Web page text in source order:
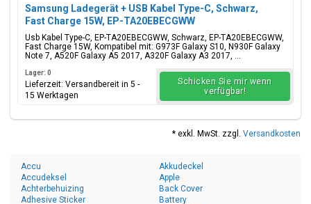
Samsung Ladegerät + USB Kabel Type-C, Schwarz,
Fast Charge 15W, EP-TA20EBECGWW
Usb Kabel Type-C, EP-TA20EBECGWW, Schwarz, EP-TA20EBECGWW,
Fast Charge 15W, Kompatibel mit: G973F Galaxy S10, N930F Galaxy
Note 7, A520F Galaxy A5 2017, A320F Galaxy A3 2017, ...
Lager: 0
Lieferzeit: Versandbereit in 5 -
15 Werktagen
Schicken Sie mir wenn
verfügbar!
* exkl. MwSt. zzgl. Versandkosten
Accu
Accudeksel
Achterbehuizing
Adhesive Sticker
Akkudeckel
Apple
Back Cover
Battery